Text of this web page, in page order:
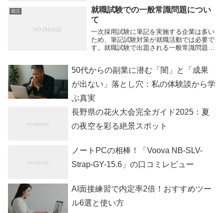
あります。どんな仕事でも自分自身で管理
して仕事をしないと、自由に動ける分どの
ようなもので...
就活
就職試験での一般常識問題につい
て
一次採用試験に筆記を実施する企業は多い
ため、筆記試験対策が就職活動では必要で
す。就職試験で出題される一般常識問題の
備が追いつかないことです。事前に対策を
立ててから就...
50代からの副業に潜む「闇」と「成果
が出ない」落とし穴：私の体験談から学
ぶ真実
長野県の花火大会完全ガイド2025：夏
の夜空を彩る絶景スポット
ノートPCの相棒！「Voova NB-SLV-
Strap-GY-15.6」の口コミレビュー
AI面接練習で内定率2倍！おすすめツー
ル6選と使い方